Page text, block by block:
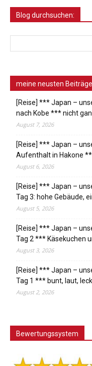
Blog durchsuchen:
meine neusten Beiträge
[Reise] *** Japan –
nach Kobe *** nicht
August 7, 2026
[Reise] *** Japan –
Aufenthalt in Hakone
August 6, 2026
[Reise] *** Japan –
Tag 3: hohe Gebäude,
August 5, 2026
[Reise] *** Japan –
Tag 2 *** Käsekuchen
August 3, 2026
[Reise] *** Japan –
Tag 1 *** bunt, laut,
August 2, 2026
Bewertungssystem